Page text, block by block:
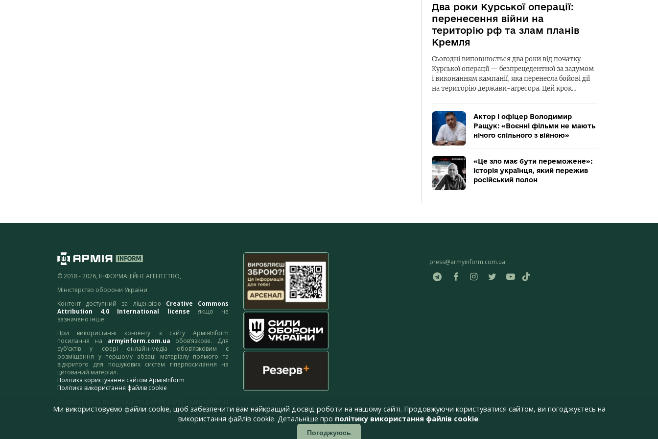
Два роки Курської операції:
перенесення війни на
територію рф та злам планів
Кремля
Сьогодні виповнюється два роки від початку
Курської операції — безпрецедентної за задумом
і виконанням кампанії, яка перенесла бойові дії
на територію держави-агресора. Цей крок…
Актор і офіцер Володимир
Ращук: «Воєнні фільми не мають
нічого спільного з війною»
«Це зло має бути переможене»:
історія українця, який пережив
російський полон
© 2018 - 2026, ІНФОРМАЦІЙНЕ АГЕНТСТВО,
Міністерство оборони України
Контент доступний за ліцензією Creative Commons
Attribution 4.0 International license якщо не
зазначено інше.
При використанні контенту з сайту АрміяInform
посилання на armyinform.com.ua обов’язкове. Для
суб’єктів у сфері онлайн-медіа обов’язковим є
розміщення у першому абзаці матеріалу прямого та
відкритого для пошукових систем гіперпосилання на
цитований матеріал.
Політика користування сайтом АрміяInform
Політика використання файлів cookie
адресу:webmaster@armyinform.com.ua
press@armyinform.com.ua
Ми використовуємо файли cookie, щоб забезпечити вам найкращий досвід роботи на нашому сайті. Продовжуючи користуватися сайтом, ви погоджуєтесь на
використання файлів cookie. Детальніше про політику використання файлів cookie.
Погоджуюсь